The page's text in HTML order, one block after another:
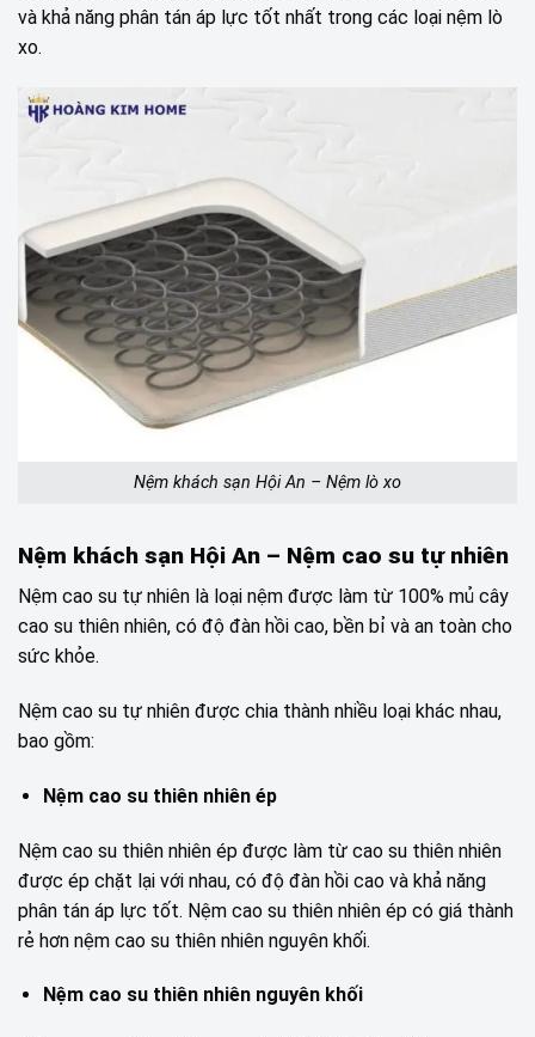
và khả năng phân tán áp lực tốt nhất trong các loại nệm lò
xo.
Nệm khách sạn Hội An – Nệm lò xo
Nệm khách sạn Hội An – Nệm cao su tự nhiên
Nệm cao su tự nhiên là loại nệm được làm từ 100% mủ cây
cao su thiên nhiên, có độ đàn hồi cao, bền bỉ và an toàn cho
sức khỏe.
Nệm cao su tự nhiên được chia thành nhiều loại khác nhau,
bao gồm:
Nệm cao su thiên nhiên ép
Nệm cao su thiên nhiên ép được làm từ cao su thiên nhiên
được ép chặt lại với nhau, có độ đàn hồi cao và khả năng
phân tán áp lực tốt. Nệm cao su thiên nhiên ép có giá thành
rẻ hơn nệm cao su thiên nhiên nguyên khối.
Nệm cao su thiên nhiên nguyên khối